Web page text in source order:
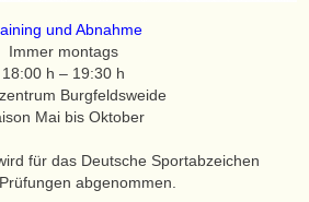
und Abnahme
Immer montags
18:00 h – 19:30 h
Burgfeldsweide
Mai bis Oktober
für das Deutsche Sportabzeichen
abgenommen.